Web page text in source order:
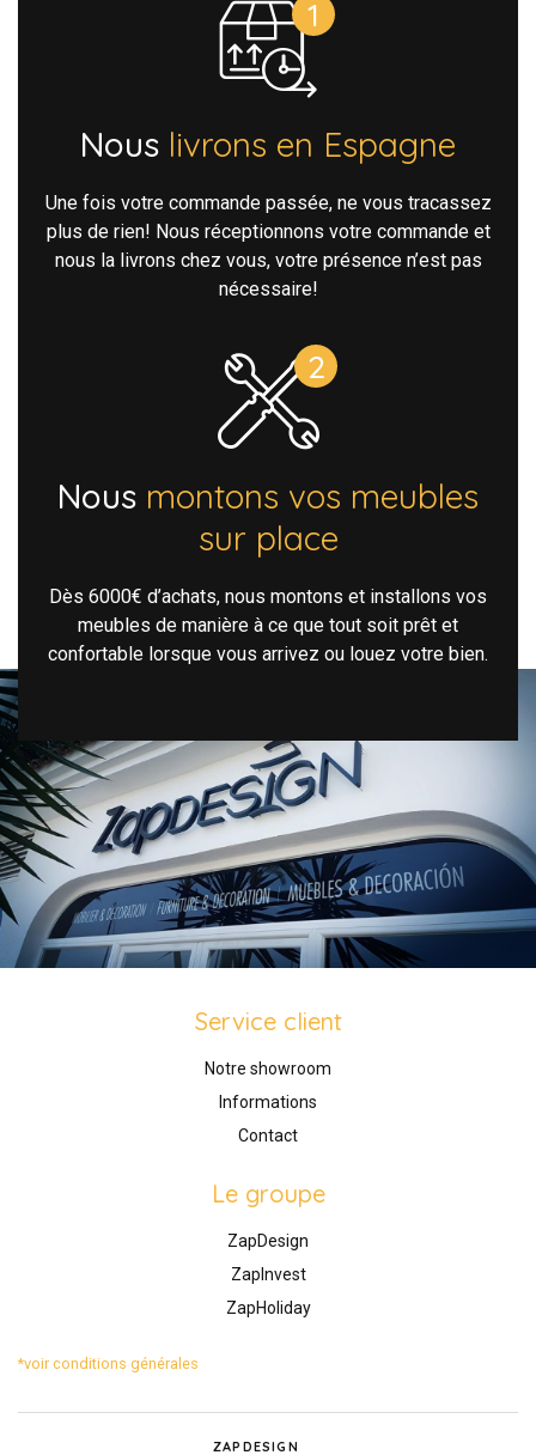
Nous livrons en Espagne
Une fois votre commande passée, ne vous tracassez
plus de rien! Nous réceptionnons votre commande et
nous la livrons chez vous, votre présence n’est pas
nécessaire!
Nous montons vos meubles
sur place
Dès 6000€ d’achats, nous montons et installons vos
meubles de manière à ce que tout soit prêt et
confortable lorsque vous arrivez ou louez votre bien.
Service client
Notre showroom
Informations
Contact
Le groupe
ZapDesign
ZapInvest
ZapHoliday
*voir conditions générales
ZAPDESIGN